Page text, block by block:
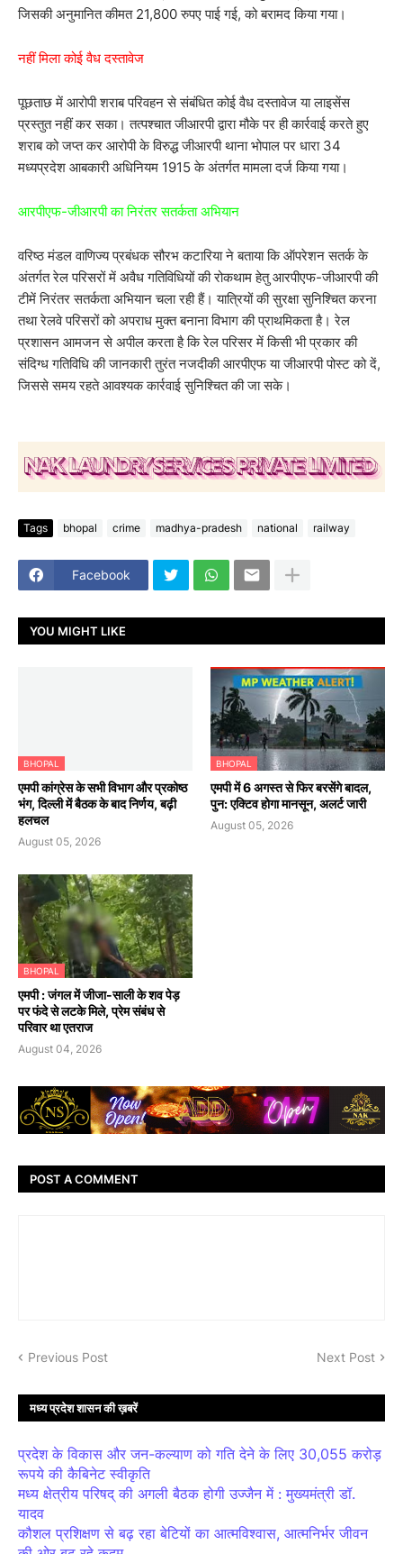
जिसकी अनुमानित कीमत 21,800 रुपए पाई गई, को बरामद किया गया।
नहीं मिला कोई वैध दस्तावेज
पूछताछ में आरोपी शराब परिवहन से संबंधित कोई वैध दस्तावेज या लाइसेंस
प्रस्तुत नहीं कर सका। तत्पश्चात जीआरपी द्वारा मौके पर ही कार्रवाई करते हुए
शराब को जप्त कर आरोपी के विरुद्ध जीआरपी थाना भोपाल पर धारा 34
मध्यप्रदेश आबकारी अधिनियम 1915 के अंतर्गत मामला दर्ज किया गया।
आरपीएफ-जीआरपी का निरंतर सतर्कता अभियान
वरिष्ठ मंडल वाणिज्य प्रबंधक सौरभ कटारिया ने बताया कि ऑपरेशन सतर्क के
अंतर्गत रेल परिसरों में अवैध गतिविधियों की रोकथाम हेतु आरपीएफ-जीआरपी की
टीमें निरंतर सतर्कता अभियान चला रही हैं। यात्रियों की सुरक्षा सुनिश्चित करना
तथा रेलवे परिसरों को अपराध मुक्त बनाना विभाग की प्राथमिकता है। रेल
प्रशासन आमजन से अपील करता है कि रेल परिसर में किसी भी प्रकार की
संदिग्ध गतिविधि की जानकारी तुरंत नजदीकी आरपीएफ या जीआरपी पोस्ट को दें,
जिससे समय रहते आवश्यक कार्रवाई सुनिश्चित की जा सके।
Tags bhopal crime madhya-pradesh national railway
Facebook
YOU MIGHT LIKE
BHOPAL
एमपी कांग्रेस के सभी विभाग और प्रकोष्ठ
भंग, दिल्ली में बैठक के बाद निर्णय, बढ़ी
हलचल
August 05, 2026
BHOPAL
एमपी में 6 अगस्त से फिर बरसेंगे बादल,
पुन: एक्टिव होगा मानसून, अलर्ट जारी
August 05, 2026
BHOPAL
एमपी : जंगल में जीजा-साली के शव पेड़
पर फंदे से लटके मिले, प्रेम संबंध से
परिवार था एतराज
August 04, 2026
POST A COMMENT
Previous Post Next Post
मध्य प्रदेश शासन की ख़बरें
प्रदेश के विकास और जन-कल्याण को गति देने के लिए 30,055 करोड़
रूपये की कैबिनेट स्वीकृति
मध्य क्षेत्रीय परिषद् की अगली बैठक होगी उज्जैन में : मुख्यमंत्री डॉ.
यादव
कौशल प्रशिक्षण से बढ़ रहा बेटियों का आत्मविश्वास, आत्मनिर्भर जीवन